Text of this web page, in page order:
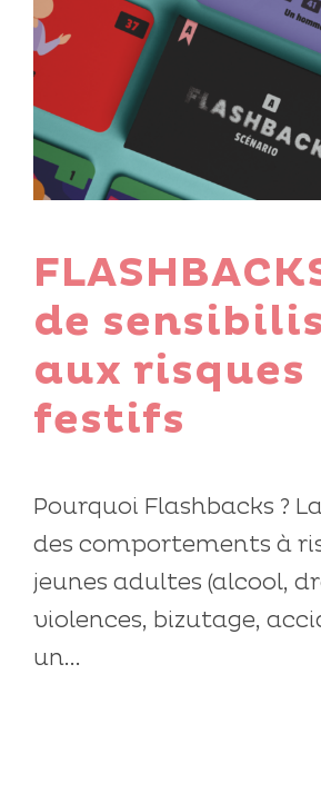
de
aux risques
festifs
Pourquoi Flashbacks ?
des comportements à
jeunes adultes (alcool,
violences, bizutage,
un...